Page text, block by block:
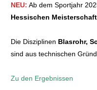
NEU: Ab dem Sportjahr
Hessischen
Die Disziplinen Blasrohr,
sind aus technischen
Zu den Ergebnissen